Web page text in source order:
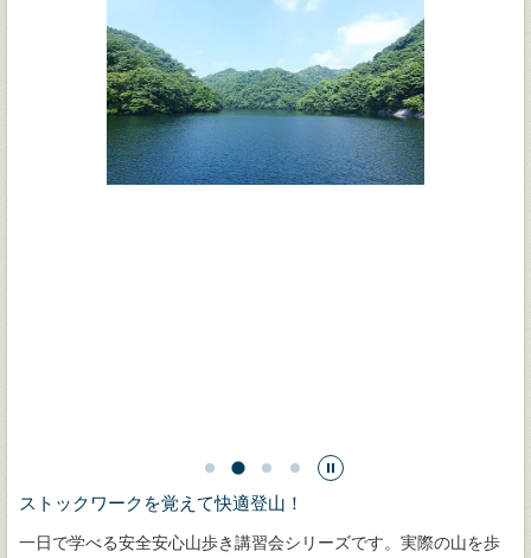
ストックワークを覚えて快適登山！
一日で学べる安全安心山歩き講習会シリーズです。実際の山を歩